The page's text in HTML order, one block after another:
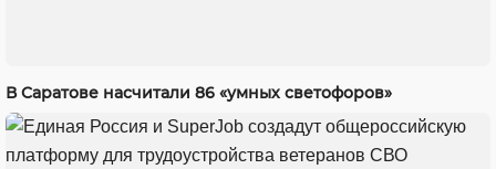
В Саратове насчитали 86 «умных светофоров»